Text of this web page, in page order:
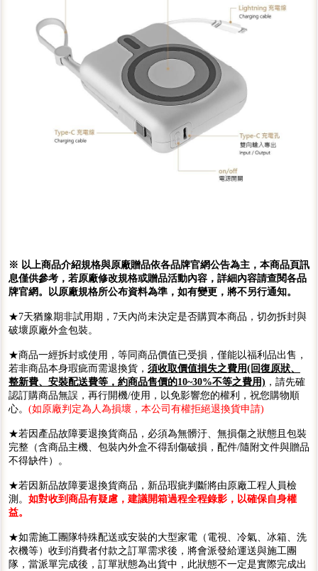
※ 以上商品介紹規格與原廠贈品依各品牌官網公告為主，本商品頁訊
息僅供參考，若原廠修改規格或贈品活動內容，詳細內容請查閱各品
牌官網。以原廠規格所公布資料為準，如有變更，將不另行通知。
★7天猶豫期非試用期，7天內尚未決定是否購買本商品，切勿拆封與
破壞原廠外盒包裝。
★商品一經拆封或使用，等同商品價值已受損，僅能以福利品出售，
若非商品本身瑕疵而需退換貨， 須收取價值損失之費用(回復原狀、
整新費、安裝配送費等，約商品售價的10~30%不等之費用) ，請先確
認訂購商品無誤，再行開機/使用，以免影響您的權利，祝您購物順
心。 (如原廠判定為人為損壞，本公司有權拒絕退換貨申請)
★若因產品故障要退換貨商品，必須為無髒汙、無損傷之狀態且包裝
完整（含商品主機、包裝內外盒不得刮傷破損，配件/隨附文件與贈品
不得缺件）。
★若因新品故障要退換貨商品，新品瑕疵判斷將由原廠工程人員檢
測。 如對收到商品有疑慮，建議開箱過程全程錄影，以確保自身權
益。
★如需施工團隊特殊配送或安裝的大型家電（電視、冷氣、冰箱、洗
衣機等）收到消費者付款之訂單需求後，將會派發給運送與施工團
隊，當派單完成後，訂單狀態為出貨中，此狀態不一定是實際完成出